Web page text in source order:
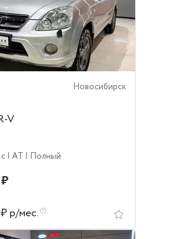
Новосибирск
V
| AT | Полный
р/мес.